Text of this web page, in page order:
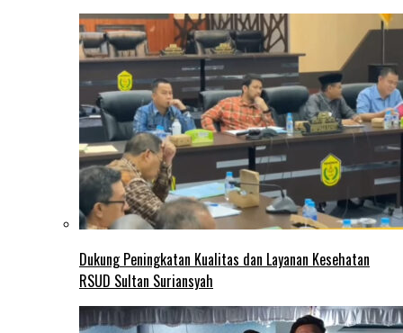
Dukung Peningkatan Kualitas dan Layanan Kesehatan
RSUD Sultan Suriansyah